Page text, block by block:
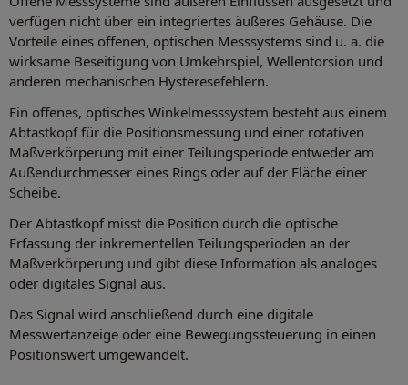
verfügen nicht über ein integriertes äußeres Gehäuse. Die
Vorteile eines offenen, optischen Messsystems sind u. a. die
wirksame Beseitigung von Umkehrspiel, Wellentorsion und
anderen mechanischen Hysteresefehlern.
Ein offenes, optisches Winkelmesssystem besteht aus einem
Abtastkopf für die Positionsmessung und einer rotativen
Maßverkörperung mit einer Teilungsperiode entweder am
Außendurchmesser eines Rings oder auf der Fläche einer
Scheibe.
Der Abtastkopf misst die Position durch die optische
Erfassung der inkrementellen Teilungsperioden an der
Maßverkörperung und gibt diese Information als analoges
oder digitales Signal aus.
Das Signal wird anschließend durch eine digitale
Messwertanzeige oder eine Bewegungssteuerung in einen
Positionswert umgewandelt.